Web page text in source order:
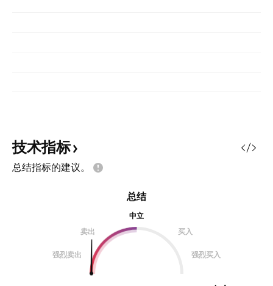
技术指标
总结指标的建议。
总结
中立
卖出
买入
强烈卖出 强烈买入